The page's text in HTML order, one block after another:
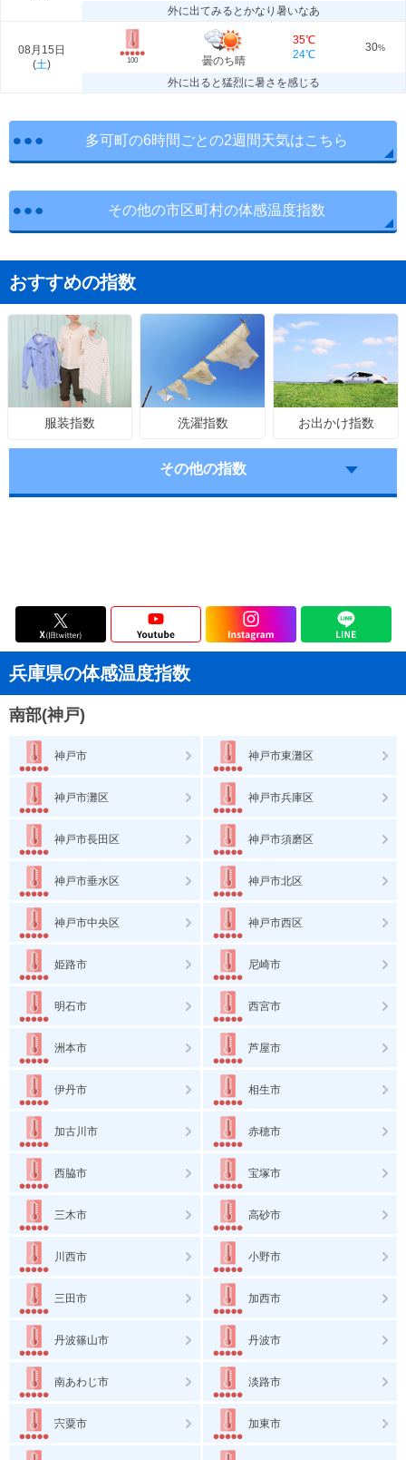
外に出てみるとかなり暑いなあ
08月15日
(土) 100 曇のち晴
35℃
24℃
30%
外に出ると猛烈に暑さを感じる
多可町の6時間ごとの2週間天気はこちら
その他の市区町村の体感温度指数
おすすめの指数
服装指数 洗濯指数 お出かけ指数
その他の指数
兵庫県の体感温度指数
南部(神戸)
神戸市 神戸市東灘区
神戸市灘区 神戸市兵庫区
神戸市長田区 神戸市須磨区
神戸市垂水区 神戸市北区
神戸市中央区 神戸市西区
姫路市 尼崎市
明石市 西宮市
洲本市 芦屋市
伊丹市 相生市
加古川市 赤穂市
西脇市 宝塚市
三木市 高砂市
川西市 小野市
三田市 加西市
丹波篠山市 丹波市
南あわじ市 淡路市
宍粟市 加東市